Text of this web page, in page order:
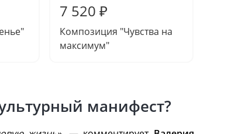
7 520 ₽
Композиция "Чувства на
максимум"
манифест?